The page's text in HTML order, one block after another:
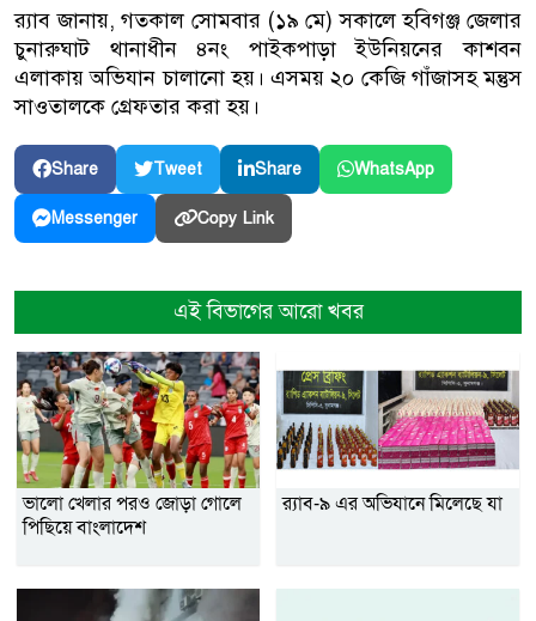
র‌্যাব জানায়, গতকাল সোমবার (১৯ মে) সকালে হবিগঞ্জ জেলার
চুনারুঘাট থানাধীন ৪নং পাইকপাড়া ইউনিয়নের কাশবন
এলাকায় অভিযান চালানো হয়। এসময় ২০ কেজি গাঁজাসহ মন্তুস
সাওতালকে গ্রেফতার করা হয়।
Share Tweet Share WhatsApp
Messenger Copy Link
এই বিভাগের আরো খবর
ভালো খেলার পরও জোড়া গোলে
পিছিয়ে বাংলাদেশ
র‌্যাব-৯ এর অভিযানে মিলেছে যা